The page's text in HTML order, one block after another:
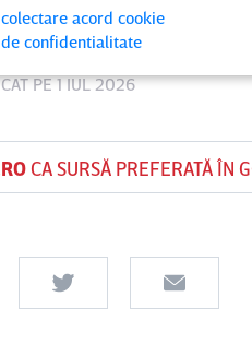
PE 1 IUL 2026
CA SURSĂ PREFERATĂ ÎN
acord cookie
confidentialitate